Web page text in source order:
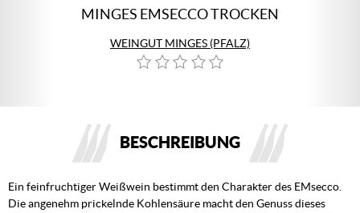
MINGES EMSECCO TROCKEN
WEINGUT MINGES (PFALZ)
BESCHREIBUNG
Ein feinfruchtiger Weißwein bestimmt den Charakter des EMsecco.
Die angenehm prickelnde Kohlensäure macht den Genuss dieses